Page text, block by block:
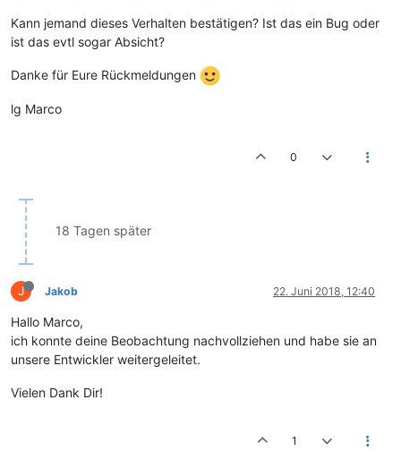
Kann jemand dieses Verhalten bestätigen? Ist das ein Bug oder
ist das evtl sogar Absicht?
Danke für Eure Rückmeldungen
lg Marco
0
18 Tagen später
J Jakob 22. Juni 2018, 12:40
Hallo Marco,
ich konnte deine Beobachtung nachvollziehen und habe sie an
unsere Entwickler weitergeleitet.
Vielen Dank Dir!
1